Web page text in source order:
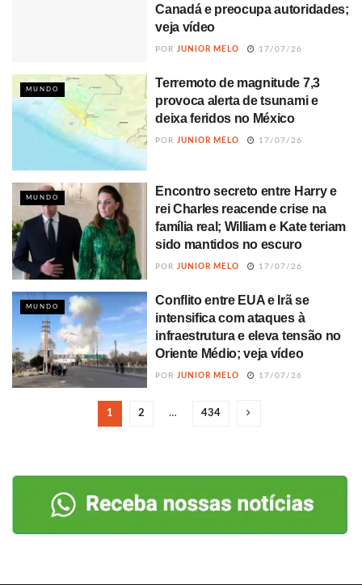
Canadá e preocupa autoridades;
veja vídeo
POR JUNIOR MELO 17/07/26
MUNDO
Terremoto de magnitude 7,3
provoca alerta de tsunami e
deixa feridos no México
POR JUNIOR MELO 17/07/26
MUNDO
Encontro secreto entre Harry e
rei Charles reacende crise na
família real; William e Kate teriam
sido mantidos no escuro
POR JUNIOR MELO 17/07/26
MUNDO
Conflito entre EUA e Irã se
intensifica com ataques à
infraestrutura e eleva tensão no
Oriente Médio; veja vídeo
POR JUNIOR MELO 17/07/26
1 2 … 434